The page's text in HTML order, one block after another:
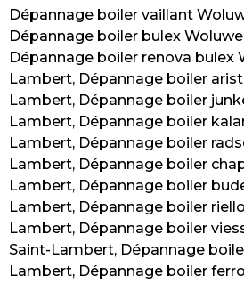
Dépannage boiler vaillant
Dépannage boiler bulex
Dépannage boiler renova bulex
Lambert, Dépannage boiler
Lambert, Dépannage boiler
Lambert, Dépannage boiler
Lambert, Dépannage boiler
Lambert, Dépannage boiler
Lambert, Dépannage boiler
Lambert, Dépannage boiler
Lambert, Dépannage boiler
Saint-Lambert, Dépannage
Lambert, Dépannage boiler